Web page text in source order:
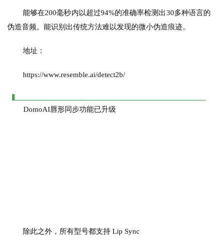
能够在200毫秒内以超过94%的准确率检测出30多种语言的
伪造音频。能识别出传统方法难以发现的微小伪造痕迹。
地址：
https://www.resemble.ai/detect2b/
DomoAI唇形同步功能已升级
除此之外，所有型号都支持 Lip Sync